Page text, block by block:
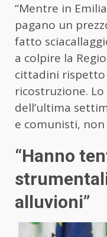
“Mentre in
pagano un
fatto
a colpire la
cittadini rispetto
ricostruzione.
dell’ultima
e comunisti,
“Hanno
alluvioni”